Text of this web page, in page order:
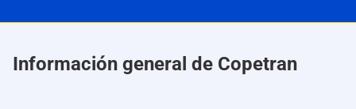
Información general de Copetran